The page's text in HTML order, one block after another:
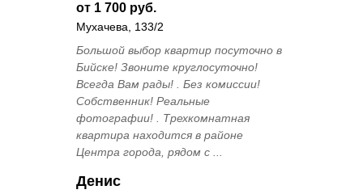
от 1 700 руб.
Мухачева, 133/2
Большой выбор квартир посуточно в
Бийске! Звоните круглосуточно!
Всегда Вам рады! . Без комиссии!
Собственник! Реальные
фотографии! . Трехкомнатная
квартира находится в районе
Центра города, рядом с ...
Денис